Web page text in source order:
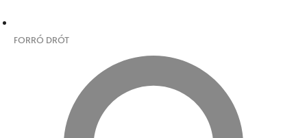
FORRÓ DRÓT